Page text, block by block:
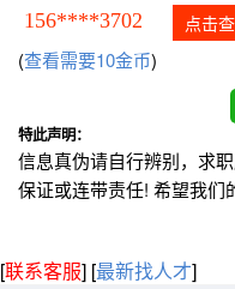
156****3702 点击
(查看需要10金币)
特此声明：
信息真伪请自行辨别，求
保证或连带责任! 希望我们
[联系客服] [最新找人才]